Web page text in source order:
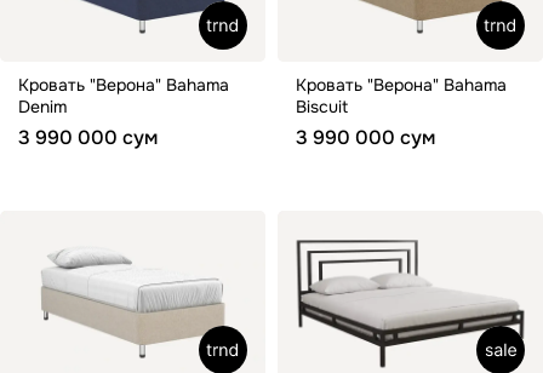
Кровать "Верона" Bahama
Denim
3 990 000 сум
Кровать "Верона" Bahama
Biscuit
3 990 000 сум